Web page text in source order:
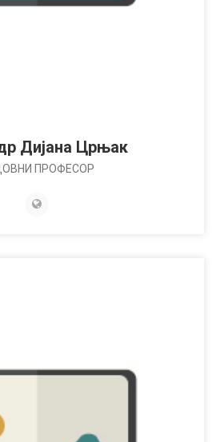
Дијана Црњак
ПРОФЕСОР